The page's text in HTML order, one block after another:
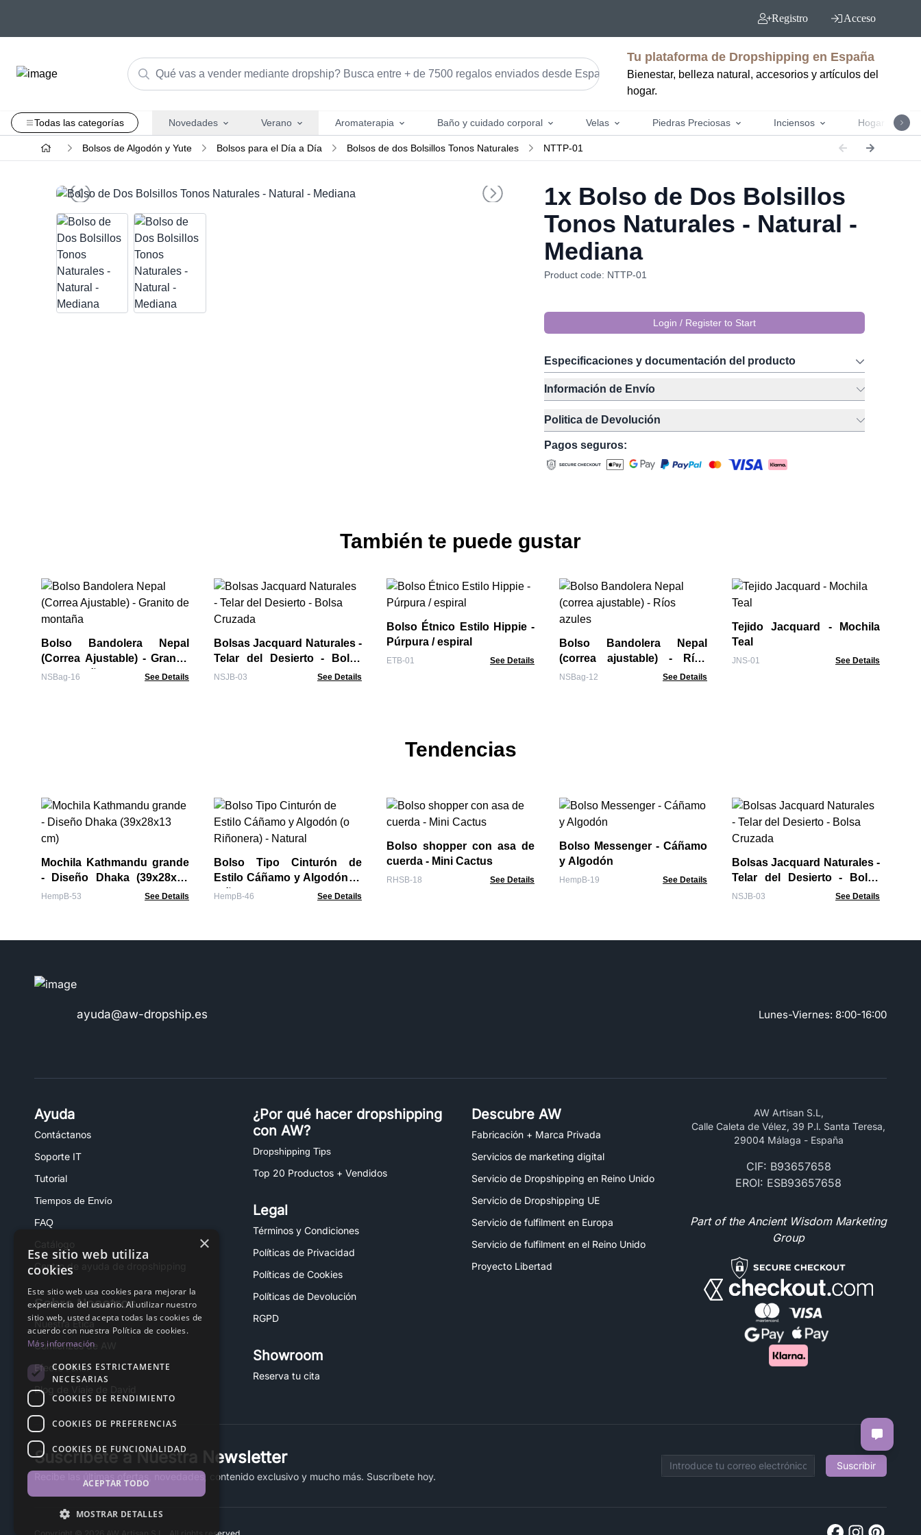
Registro Acceso
Tu plataforma de Dropshipping en España
Bienestar, belleza natural, accesorios y artículos del
hogar.
Todas las categorías Novedades Verano Aromaterapia Baño y cuidado corporal Velas Piedras Preciosas Inciensos Hogar y jardín
Bolsos de Algodón y Yute Bolsos para el Día a Día Bolsos de dos Bolsillos Tonos Naturales NTTP-01
1x Bolso de Dos Bolsillos
Tonos Naturales - Natural -
Mediana
Product code: NTTP-01
Login / Register to Start
Especificaciones y documentación del producto
Información de Envío
Politica de Devolución
Pagos seguros:
También te puede gustar
Bolso Bandolera Nepal
(Correa Ajustable) - Granito
de montaña
NSBag-16 See Details
Bolsas Jacquard Naturales -
Telar del Desierto - Bolsa
Cruzada
NSJB-03 See Details
Bolso Étnico Estilo Hippie -
Púrpura / espiral
ETB-01 See Details
Bolso Bandolera Nepal
(correa ajustable) - Ríos
azules
NSBag-12 See Details
Tejido Jacquard - Mochila
Teal
JNS-01 See Details
Tendencias
Mochila Kathmandu grande
- Diseño Dhaka (39x28x13
cm)
HempB-53 See Details
Bolso Tipo Cinturón de
Estilo Cáñamo y Algodón (o
Riñonera) - Natural
HempB-46 See Details
Bolso shopper con asa de
cuerda - Mini Cactus
RHSB-18 See Details
Bolso Messenger - Cáñamo
y Algodón
HempB-19 See Details
Bolsas Jacquard Naturales -
Telar del Desierto - Bolsa
Cruzada
NSJB-03 See Details
ayuda@aw-dropship.es Lunes-Viernes: 8:00-16:00
Ayuda
Contáctanos
Soporte IT
Tutorial
Tiempos de Envío
FAQ
Centro de ayuda de dropshipping
Sobre Nosotros
Nuestra Ética
Comienzos de AW
Efecto Fénix
Blog de Viaje de David
¿Por qué hacer dropshipping
con AW?
Dropshipping Tips
Top 20 Productos + Vendidos
Legal
Términos y Condiciones
Políticas de Privacidad
Políticas de Cookies
Políticas de Devolución
RGPD
Showroom
Reserva tu cita
Descubre AW
Fabricación + Marca Privada
Servicios de marketing digital
Servicio de Dropshipping en Reino Unido
Servicio de Dropshipping UE
Servicio de fulfilment en Europa
Servicio de fulfilment en el Reino Unido
Proyecto Libertad
AW Artisan S.L,
Calle Caleta de Vélez, 39 P.l. Santa Teresa,
29004 Málaga - España
CIF: B93657658
EROI: ESB93657658
Part of the Ancient Wisdom Marketing
Group
Suscríbete a Nuestra Newsletter
Recibe las últimas ofertas, novedades, contenido exclusivo y mucho más. Suscríbete hoy. Email address
Suscribir
Copyright © 2026 AW Artisan S.L., All rights reserved.
×
Ese sitio web utiliza
cookies
Este sitio web usa cookies para mejorar la
experiencia del usuario. Al utilizar nuestro
sitio web, usted acepta todas las cookies de
acuerdo con nuestra Política de cookies.
Más información
COOKIES ESTRICTAMENTE
NECESARIAS
COOKIES DE RENDIMIENTO
COOKIES DE PREFERENCIAS
COOKIES DE FUNCIONALIDAD
ACEPTAR TODO
MOSTRAR DETALLES